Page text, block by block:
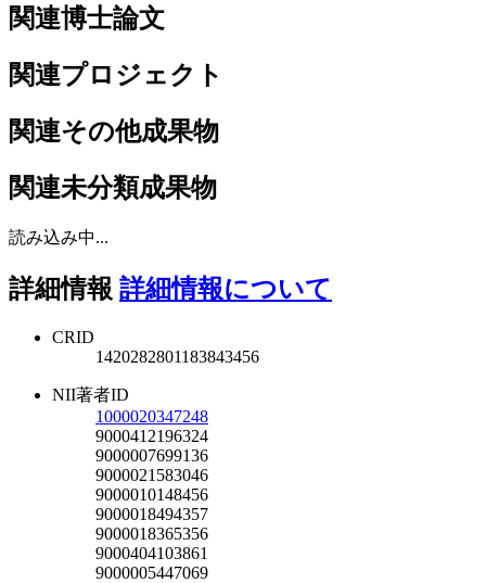
関連博士論文
関連プロジェクト
関連その他成果物
関連未分類成果物
読み込み中...
詳細情報 詳細情報について
CRID
1420282801183843456
NII著者ID
1000020347248
9000412196324
9000007699136
9000021583046
9000010148456
9000018494357
9000018365356
9000404103861
9000005447069